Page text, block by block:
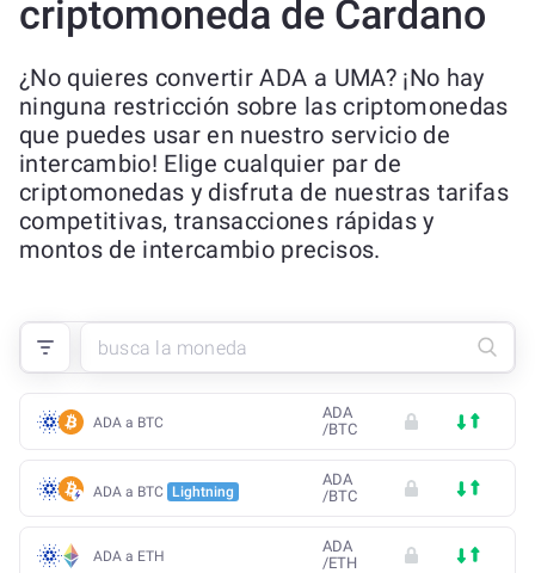
criptomoneda de Cardano
¿No quieres convertir ADA a UMA? ¡No hay
ninguna restricción sobre las criptomonedas
que puedes usar en nuestro servicio de
intercambio! Elige cualquier par de
criptomonedas y disfruta de nuestras tarifas
competitivas, transacciones rápidas y
montos de intercambio precisos.
ADA a BTC
ADA
/BTC
ADA a BTC Lightning
ADA
/BTC
ADA a ETH
ADA
/ETH